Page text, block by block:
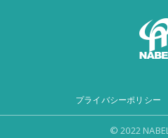
プライバシーポリシー
© 2022